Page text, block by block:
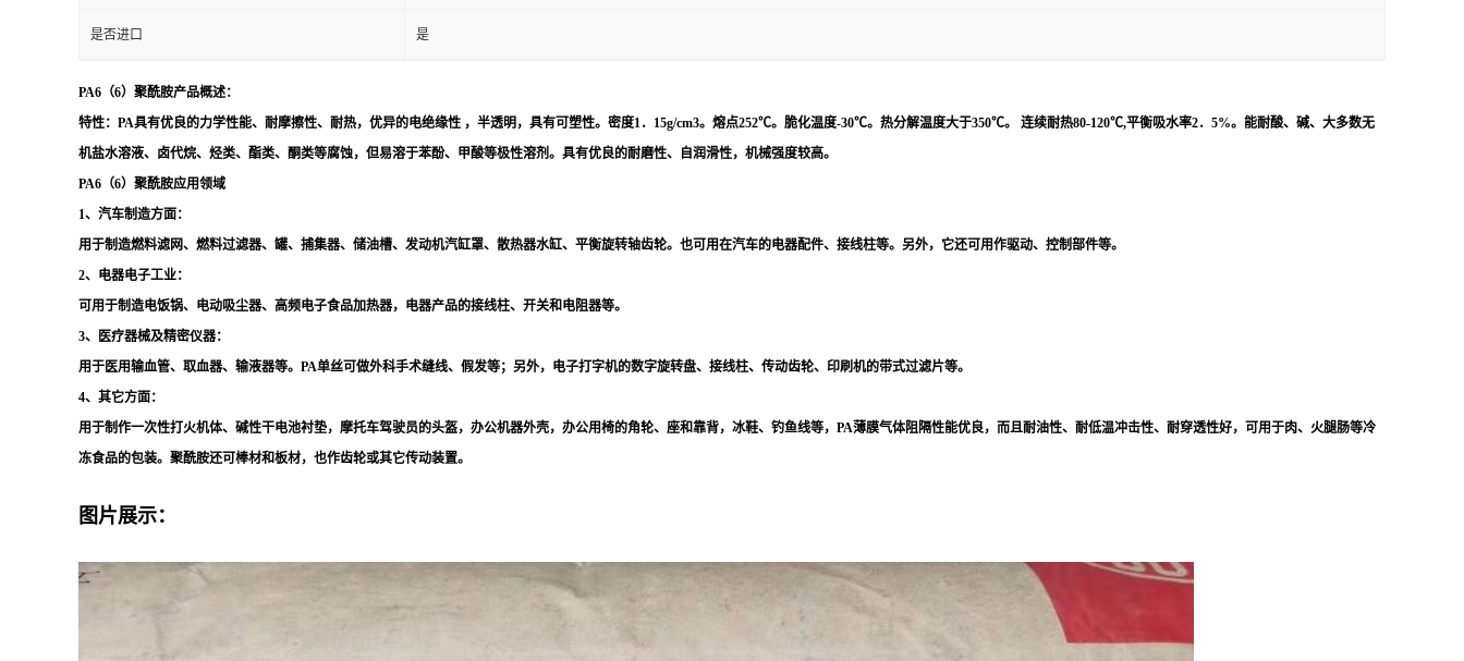
是否进口 是
PA6（6）聚酰胺产品概述：
特性： PA具有优良的力学性能、耐摩擦性、耐热，优异的电绝缘性 ，半透明，具有可塑性。密度1． 15g/cm3。熔点252℃。脆化温度-30℃。热分解温度大于350℃。 连续耐热80-120℃,平衡吸水率2． 5%。能耐酸、碱、大多数无
机盐水溶液、卤代烷、烃类、酯类、酮类等腐蚀，但易溶于苯酚、甲酸等极性溶剂。具有优良的耐磨性、自润滑性，机械强度较高。
PA6（6）聚酰胺应用领域
1、汽车制造方面：
用于制造燃料滤网、燃料过滤器、罐、捕集器、储油槽、发动机汽缸罩、散热器水缸、平衡旋转轴齿轮。也可用在汽车的电器配件、接线柱等。另外，它还可用作驱动、控制部件等。
2、电器电子工业：
可用于制造电饭锅、电动吸尘器、高频电子食品加热器，电器产品的接线柱、开关和电阻器等。
3、医疗器械及精密仪器：
用于医用输血管、取血器、输液器等。 PA单丝可做外科手术缝线、假发等；另外，电子打字机的数字旋转盘、接线柱、传动齿轮、印刷机的带式过滤片等。
4、其它方面：
用于制作一次性打火机体、碱性干电池衬垫，摩托车驾驶员的头盔，办公机器外壳，办公用椅的角轮、座和靠背，冰鞋、钓鱼线等， PA薄膜气体阻隔性能优良，而且耐油性、耐低温冲击性、耐穿透性好，可用于肉、火腿肠等冷
冻食品的包装。聚酰胺还可棒材和板材，也作齿轮或其它传动装置。
图片展示：